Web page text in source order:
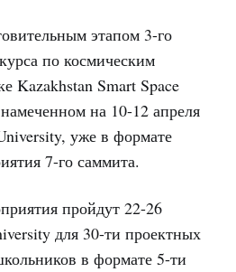
этапом 3-го
по космическим
Kazakhstan Smart Space
на 10-12 апреля
уже в формате
7-го саммита.
пройдут 22-26
для 30-ти проектных
в формате 5-ти